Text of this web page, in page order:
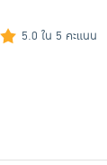
5.0 ใน 5 คะแนน